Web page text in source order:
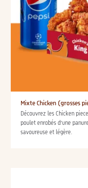
Mixte Chicken (grosses
Découvrez les Chicken
poulet enrobés d’une
savoureuse et légère.